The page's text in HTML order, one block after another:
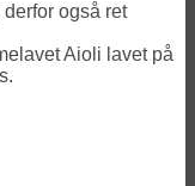
også ret
Aioli lavet på